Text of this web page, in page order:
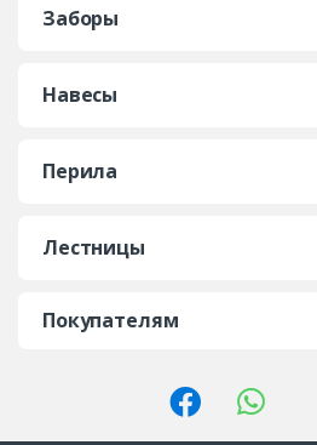
Заборы
Навесы
Перила
Лестницы
Покупателям